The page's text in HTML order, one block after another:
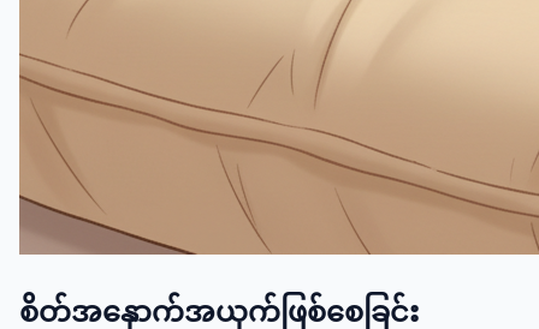
စိတ်အနှောက်အယှက်ဖြစ်စေခြင်း